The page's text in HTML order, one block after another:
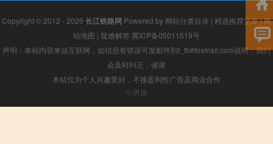
Copyright © 2012 - 2026 长江铁路网 Powered by 网站分类目录 | 精选推荐文章|网
站地图 | 疑难解答 冀ICP备05011519号
声明：本站内容来自互联网，如信息有错误可发邮件到f_fb#foxmail.com说明，我们
会及时纠正，谢谢
本站仅为个人兴趣爱好，不接盈利性广告及商业合作
小男孩